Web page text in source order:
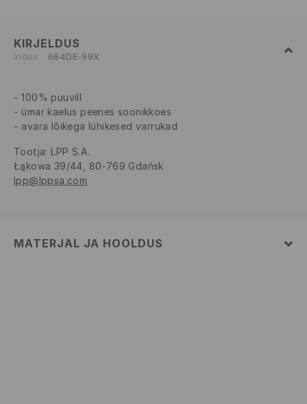
KIRJELDUS
Index 664DE-99X
100% puuvill
ümar kaelus peenes soonikkoes
avara lõikega lühikesed varrukad
Tootja: LPP S.A.
Łąkowa 39/44, 80-769 Gdańsk
lpp@lppsa.com
MATERJAL JA HOOLDUS